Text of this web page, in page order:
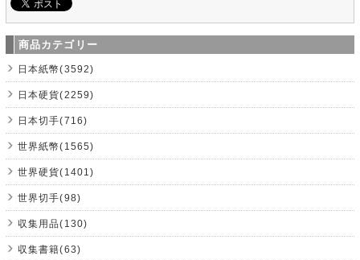
商品カテゴリー
日本紙幣(3592)
日本硬貨(2259)
日本切手(716)
世界紙幣(1565)
世界硬貨(1401)
世界切手(98)
収集用品(130)
収集書籍(63)